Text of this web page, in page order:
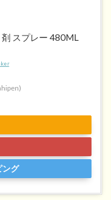
スプレー 480ML
ング